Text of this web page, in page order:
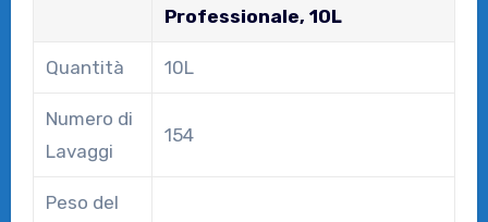
Professionale, 10L
Quantità 10L
Numero di
Lavaggi
154
Peso del